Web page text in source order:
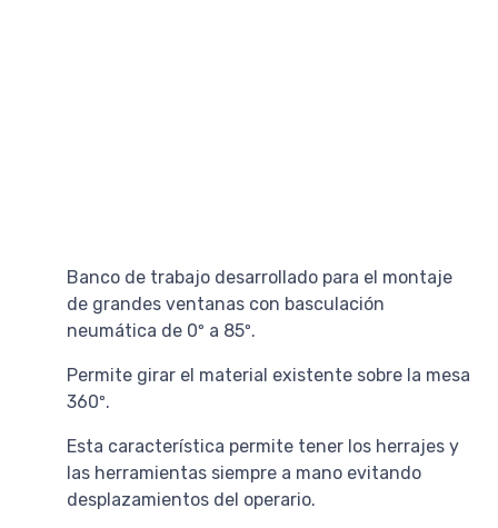
Banco de trabajo desarrollado para el montaje
de grandes ventanas con basculación
neumática de 0º a 85º.
Permite girar el material existente sobre la mesa
360º.
Esta característica permite tener los herrajes y
las herramientas siempre a mano evitando
desplazamientos del operario.